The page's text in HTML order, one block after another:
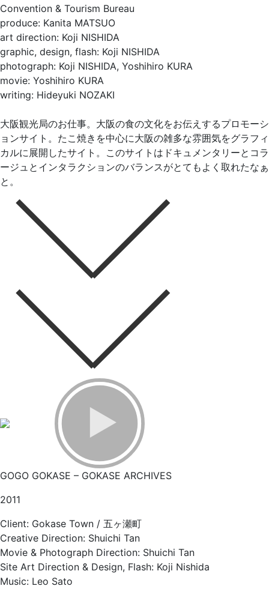
Convention & Tourism Bureau
produce: Kanita MATSUO
art direction: Koji NISHIDA
graphic, design, flash: Koji NISHIDA
photograph: Koji NISHIDA, Yoshihiro KURA
movie: Yoshihiro KURA
writing: Hideyuki NOZAKI
大阪観光局のお仕事。大阪の食の文化をお伝えするプロモーシ
ョンサイト。たこ焼きを中心に大阪の雑多な雰囲気をグラフィ
カルに展開したサイト。このサイトはドキュメンタリーとコラ
ージュとインタラクションのバランスがとてもよく取れたなぁ
と。
GOGO GOKASE – GOKASE ARCHIVES
2011
Client: Gokase Town / 五ヶ瀬町
Creative Direction: Shuichi Tan
Movie & Photograph Direction: Shuichi Tan
Site Art Direction & Design, Flash: Koji Nishida
Music: Leo Sato